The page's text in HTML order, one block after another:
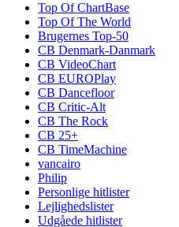
Top Of ChartBase
Top Of The World
Brugernes Top-50
CB Denmark-Danmark
CB VideoChart
CB EUROPlay
CB Dancefloor
CB Critic-Alt
CB The Rock
CB 25+
CB TimeMachine
vancairo
Philip
Personlige hitlister
Lejlighedslister
Udgåede hitlister